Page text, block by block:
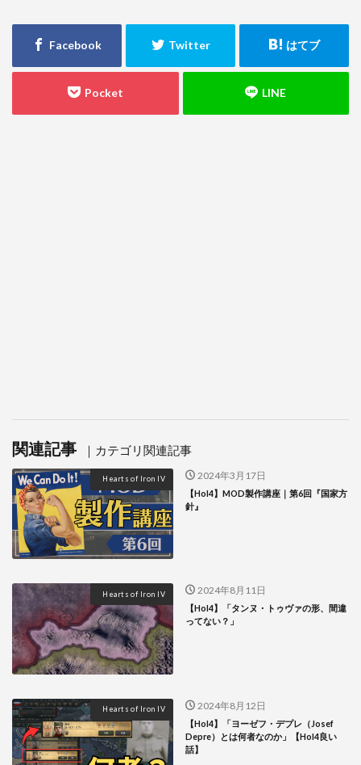
関連記事
Hearts of Iron IV 2024年3月17日
【HoI4】MOD製作講座｜第6回『国家方
針』
Hearts of Iron IV 2024年8月11日
【HoI4】「タンヌ・トゥヴァの形、間違
ってない？」
Hearts of Iron IV 2024年8月12日
【HoI4】「ヨーゼフ・デプレ（Josef
Depre）とは何者なのか」【HoI4良い
話】